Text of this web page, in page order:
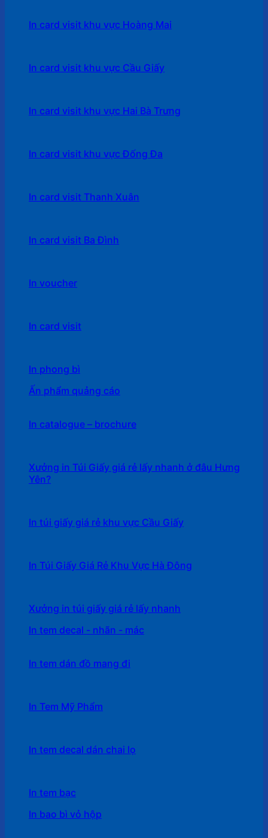
In card visit khu vực Hoàng Mai
In card visit khu vực Cầu Giấy
In card visit khu vực Hai Bà Trưng
In card visit khu vực Đống Đa
In card visit Thanh Xuân
In card visit Ba Đình
In voucher
In card visit
In phong bì
Ấn phẩm quảng cáo
In catalogue – brochure
Xưởng in Túi Giấy giá rẻ lấy nhanh ở đâu Hưng
Yên?
In túi giấy giá rẻ khu vực Cầu Giấy
In Túi Giấy Giá Rẻ Khu Vực Hà Đông
Xưởng in túi giấy giá rẻ lấy nhanh
In tem decal - nhãn - mác
In tem dán đồ mang đi
In Tem Mỹ Phẩm
In tem decal dán chai lọ
In tem bạc
In bao bì vỏ hộp